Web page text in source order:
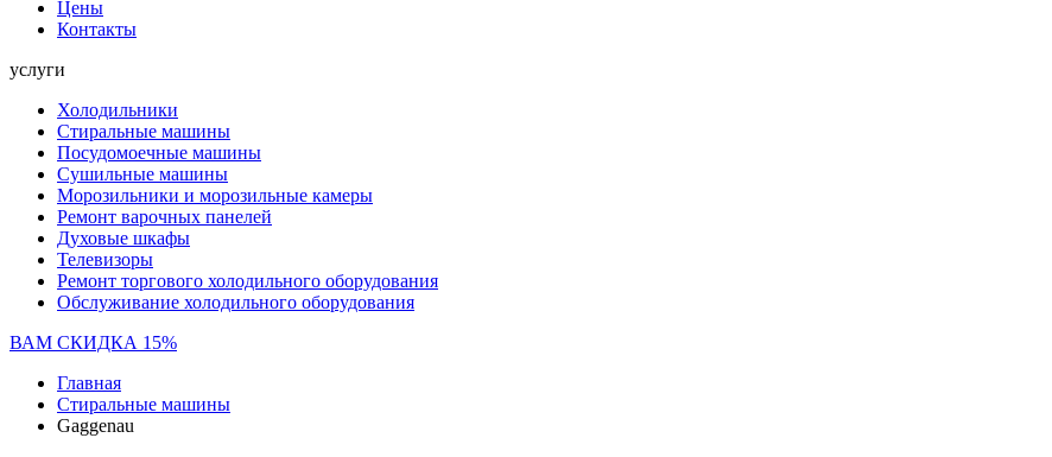
Цены
Контакты
услуги
Холодильники
Стиральные машины
Посудомоечные машины
Сушильные машины
Морозильники и морозильные камеры
Ремонт варочных панелей
Духовые шкафы
Телевизоры
Ремонт торгового холодильного оборудования
Обслуживание холодильного оборудования
ВАМ СКИДКА 15%
Главная
Стиральные машины
Gaggenau